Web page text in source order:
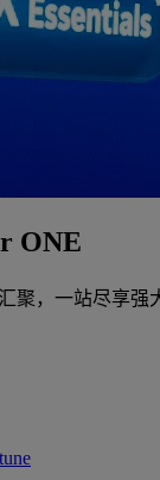
ONE
聚，一站尽享强